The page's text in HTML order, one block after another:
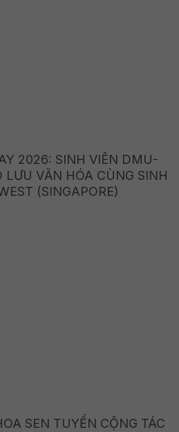
2026: SINH VIÊN DMU-
LƯU VĂN HÓA CÙNG SINH
(SINGAPORE)
SEN TUYỂN CỘNG TÁC